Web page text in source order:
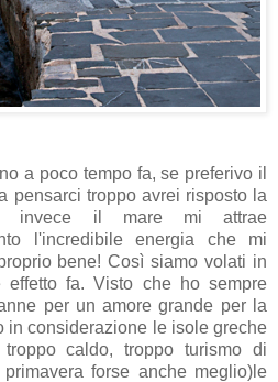
a poco tempo fa, se preferivo il
pensarci troppo avrei risposto la
invece il mare mi attrae
l'incredibile energia che mi
bene! Così siamo volati in
fa. Visto che ho sempre
per un amore grande per la
in considerazione le isole greche
caldo, troppo turismo di
forse anche meglio)le